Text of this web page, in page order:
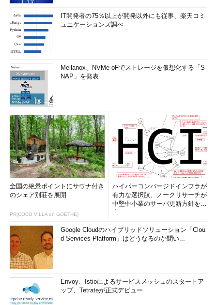
IT開発者の75％以上が開発以外にも従事、楽天コミ
ュニケーションズ調べ
Mellanox、NVMe-oFでストレージを仮想化する「S
NAP」を発表
全国の絶景ポイントにサウナ付き
のシェア別荘を展開
PR(COCO VILLA on GOETHE)
ハイパーコンバージドインフラが
有力な選択肢、ノークリサーチが
中堅中小業のサーバ更新方針を調
Google Cloudのハイブリッドソリューション「Clou
d Services Platform」はどうなるのか聞い...
Envoy、Istioによるサービスメッシュのスタートア
ップ、Tetrateが正式デビュー